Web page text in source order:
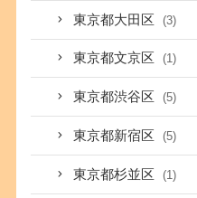
東京都大田区 (3)
東京都文京区 (1)
東京都渋谷区 (5)
東京都新宿区 (5)
東京都杉並区 (1)